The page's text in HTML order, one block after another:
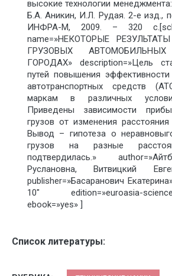
высокие технологии
Б.А. Аникин, И.Л. Рудая. 2-е изд.,
ИНФРА-М, 2009. – 320
name=»НЕКОТОРЫЕ
ГРУЗОВЫХ
ГОРОДАХ» description=»Цель
путей повышения
автотранспортных средств
маркам в различных
Приведены зависимости
грузов от изменения расстояния
Вывод – гипотеза о
грузов на разные
подтвердилась.»
Руслановна, Витвицкий
publisher=»Басаранович
10″ edition=»euroasia-
ebook=»yes» ]
Список литературы: